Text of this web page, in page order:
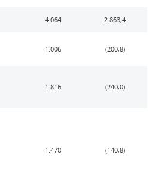
4.064 2.863,4
1.006 (200,8)
1.816 (240,0)
1.470 (140,8)